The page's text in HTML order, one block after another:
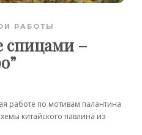
РАБОТЫ
спицами –
работе по мотивам палантина
китайского павлина из